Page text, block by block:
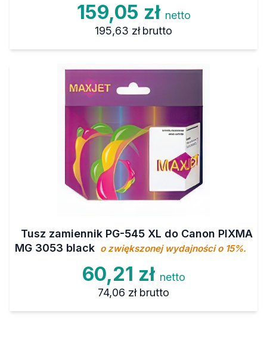
159,05 zł netto
195,63 zł brutto
Tusz zamiennik PG-545 XL do Canon PIXMA
MG 3053 black o zwiększonej wydajności o 15%.
60,21 zł netto
74,06 zł brutto